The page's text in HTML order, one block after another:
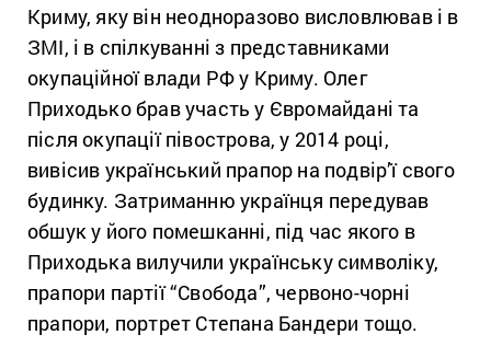
Криму, яку він неодноразово висловлював і в
ЗМІ, і в спілкуванні з представниками
окупаційної влади РФ у Криму. Олег
Приходько брав участь у Євромайдані та
після окупації півострова, у 2014 році,
вивісив український прапор на подвір’ї свого
будинку. Затриманню українця передував
обшук у його помешканні, під час якого в
Приходька вилучили українську символіку,
прапори партії “Свобода”, червоно-чорні
прапори, портрет Степана Бандери тощо.